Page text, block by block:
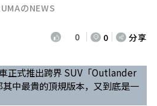
のNEWS
0 0 分享
正式推出跨界 SUV「Outlander
中最貴的頂規版本，又到底是一